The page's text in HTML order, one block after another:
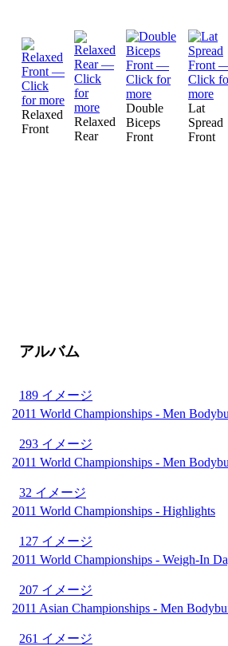
Relaxed
Front
Relaxed
Rear
Double
Biceps
Front
Lat
Spread
Front
アルバム
189 イメージ
2011 World Championships - Men
293 イメージ
2011 World Championships - Men
32 イメージ
2011 World Championships - Highlights
127 イメージ
2011 World Championships - Weigh-In
207 イメージ
2011 Asian Championships - Men
261 イメージ